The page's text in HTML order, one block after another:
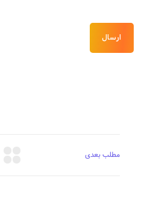
ارسال
مطلب بعدی